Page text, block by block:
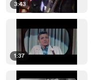
3:43
1:37